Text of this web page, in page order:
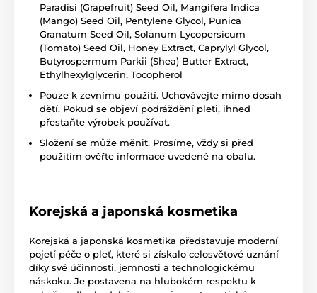
Paradisi (Grapefruit) Seed Oil, Mangifera Indica
(Mango) Seed Oil, Pentylene Glycol, Punica
Granatum Seed Oil, Solanum Lycopersicum
(Tomato) Seed Oil, Honey Extract, Caprylyl Glycol,
Butyrospermum Parkii (Shea) Butter Extract,
Ethylhexylglycerin, Tocopherol
Pouze k zevnímu použití. Uchovávejte mimo dosah
dětí. Pokud se objeví podráždění pleti, ihned
přestaňte výrobek používat.
Složení se může měnit. Prosíme, vždy si před
použitím ověřte informace uvedené na obalu.
Korejská a japonská kosmetika
Korejská a japonská kosmetika představuje moderní
pojetí péče o pleť, které si získalo celosvětové uznání
díky své účinnosti, jemnosti a technologickému
náskoku. Je postavena na hlubokém respektu k